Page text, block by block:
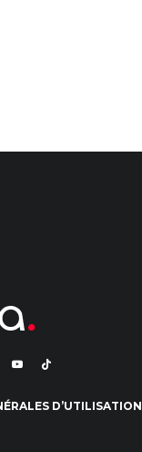
D’UTILISATION